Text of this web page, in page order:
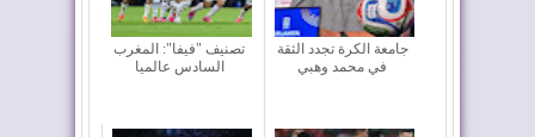
تصنيف "فيفا": المغرب
السادس عالميا
جامعة الكرة تجدد الثقة
في محمد وهبي